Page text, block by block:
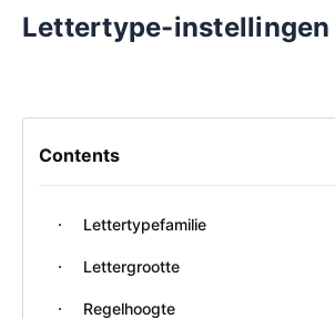
Lettertype-instellingen
Contents
Lettertypefamilie
Lettergrootte
Regelhoogte